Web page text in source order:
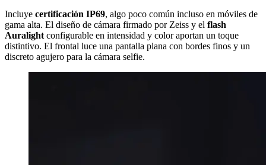
Incluye certificación IP69, algo poco común incluso en móviles de
gama alta. El diseño de cámara firmado por Zeiss y el flash
Auralight configurable en intensidad y color aportan un toque
distintivo. El frontal luce una pantalla plana con bordes finos y un
discreto agujero para la cámara selfie.